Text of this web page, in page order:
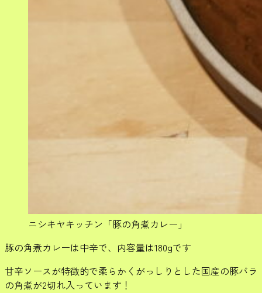
ニシキヤキッチン「豚の角煮カレー」
豚の角煮カレーは中辛で、内容量は180gです
甘辛ソースが特徴的で柔らかくがっしりとした国産の豚バラ
の角煮が2切れ入っています！